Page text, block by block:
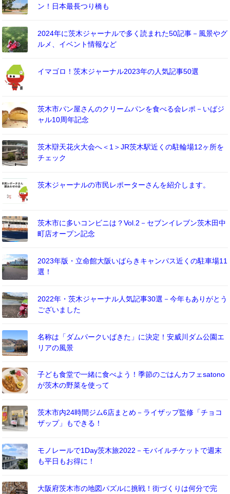
ン！日本最長つり橋も
2024年に茨木ジャーナルで多く読まれた50記事－風景やグ
ルメ、イベント情報など
イマゴロ！茨木ジャーナル2023年の人気記事50選
茨木市パン屋さんのクリームパンを食べる会レポ－いばジ
ャル10周年記念
茨木辯天花火大会へ＜1＞JR茨木駅近くの駐輪場12ヶ所を
チェック
茨木ジャーナルの市民レポーターさんを紹介します。
茨木市に多いコンビニは？Vol.2－セブンイレブン茨木田中
町店オープン記念
2023年版・立命館大阪いばらきキャンパス近くの駐車場11
選！
2022年・茨木ジャーナル人気記事30選－今年もありがとう
ございました
名称は「ダムパークいばきた」に決定！安威川ダム公園エ
リアの風景
子ども食堂で一緒に食べよう！季節のごはんカフェsatono
が茨木の野菜を使って
茨木市内24時間ジム6店まとめ－ライザップ監修「チョコ
ザップ」もできる！
モノレールで1Day茨木旅2022－モバイルチケットで週末
も平日もお得に！
大阪府茨木市の地図パズルに挑戦！街づくりは何分で完